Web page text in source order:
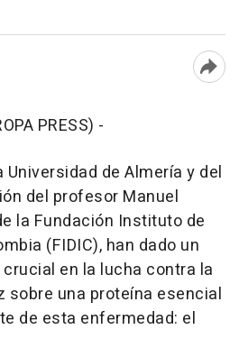
PRESS) -
de Almería y del
del profesor Manuel
la Fundación Instituto de
(FIDIC), han dado un
en la lucha contra la
sobre una proteína esencial
de esta enfermedad: el